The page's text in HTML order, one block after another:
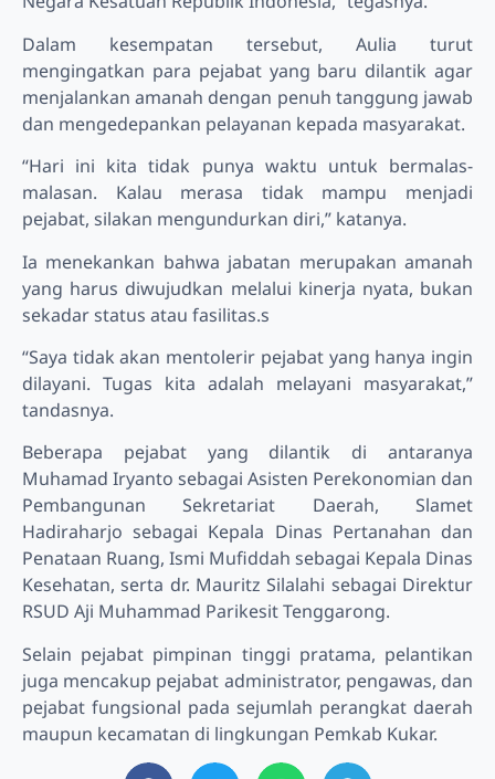
Dalam kesempatan tersebut, Aulia turut
mengingatkan para pejabat yang baru dilantik agar
menjalankan amanah dengan penuh tanggung jawab
dan mengedepankan pelayanan kepada masyarakat.
“Hari ini kita tidak punya waktu untuk bermalas-
malasan. Kalau merasa tidak mampu menjadi
pejabat, silakan mengundurkan diri,” katanya.
Ia menekankan bahwa jabatan merupakan amanah
yang harus diwujudkan melalui kinerja nyata, bukan
sekadar status atau fasilitas.s
“Saya tidak akan mentolerir pejabat yang hanya ingin
dilayani. Tugas kita adalah melayani masyarakat,”
tandasnya.
Beberapa pejabat yang dilantik di antaranya
Muhamad Iryanto sebagai Asisten Perekonomian dan
Pembangunan Sekretariat Daerah, Slamet
Hadiraharjo sebagai Kepala Dinas Pertanahan dan
Penataan Ruang, Ismi Mufiddah sebagai Kepala Dinas
Kesehatan, serta dr. Mauritz Silalahi sebagai Direktur
RSUD Aji Muhammad Parikesit Tenggarong.
Selain pejabat pimpinan tinggi pratama, pelantikan
juga mencakup pejabat administrator, pengawas, dan
pejabat fungsional pada sejumlah perangkat daerah
maupun kecamatan di lingkungan Pemkab Kukar.